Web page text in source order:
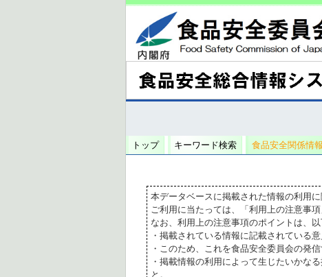
トップ キーワード検索 食品安全関係情報
本データベースに掲載された情報の利用
ご利用に当たっては、「利用上の注意事
なお、利用上の注意事項のポイントは、以
・掲載されている情報に記載されている
・このため、これを食品安全委員会の発
・掲載情報の利用によって生じたいかな
と。